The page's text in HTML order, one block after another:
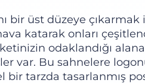
bir üst düzeye
katarak onları
odaklandığı
var. Bu sahnelere
bir tarzda tasarlanmış